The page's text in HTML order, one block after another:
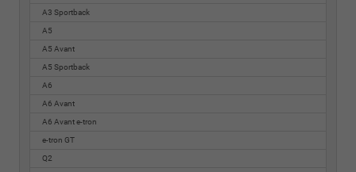
A3 Sportback
A5
A5 Avant
A5 Sportback
A6
A6 Avant
A6 Avant e-tron
e-tron GT
Q2